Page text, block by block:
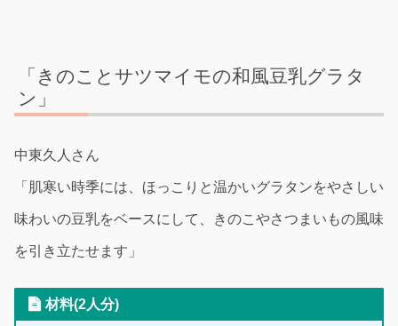
「きのことサツマイモの和風豆乳グラタ
ン」
中東久人さん
「肌寒い時季には、ほっこりと温かいグラタンをやさしい
味わいの豆乳をベースにして、きのこやさつまいもの風味
を引き立たせます」
材料(2人分)